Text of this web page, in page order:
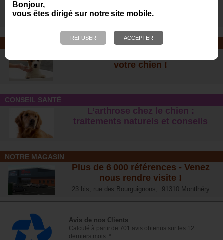
Bonjour,
vous êtes dirigé sur notre site mobile.
des heures de jeux avec votre chien
!
SOINS ET SHAMPOOING
votre chien !
CONSEIL SANTÉ
L’arthrose chez le chien :
traitements naturels et conseils
NOTRE MAGASIN
Plus de 6 000 références - Venez
nous rendre visite !
23 bis, rue des Bourguignons, 91310 Montlhéry
Avis de nos Clients
Calculé à partir de 701 avis obtenus sur les 12
derniers mois. *